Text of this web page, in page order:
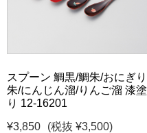
スプーン 鯛黒/鯛朱/おにぎり
朱/にんじん溜/りんご溜 漆塗
り 12-16201
¥3,850
(税抜 ¥3,500)